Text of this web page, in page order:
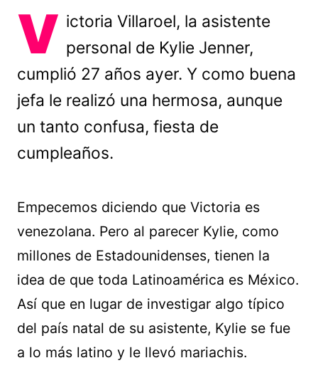
V ictoria Villaroel, la asistente
personal de Kylie Jenner,
cumplió 27 años ayer. Y como buena
jefa le realizó una hermosa, aunque
un tanto confusa, fiesta de
cumpleaños.
Empecemos diciendo que Victoria es
venezolana. Pero al parecer Kylie, como
millones de Estadounidenses, tienen la
idea de que toda Latinoamérica es México.
Así que en lugar de investigar algo típico
del país natal de su asistente, Kylie se fue
a lo más latino y le llevó mariachis.